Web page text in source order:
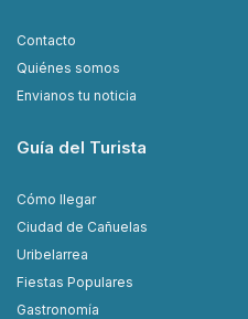
Contacto
Quiénes somos
Envianos tu noticia
Guía del Turista
Cómo llegar
Ciudad de Cañuelas
Uribelarrea
Fiestas Populares
Gastronomía